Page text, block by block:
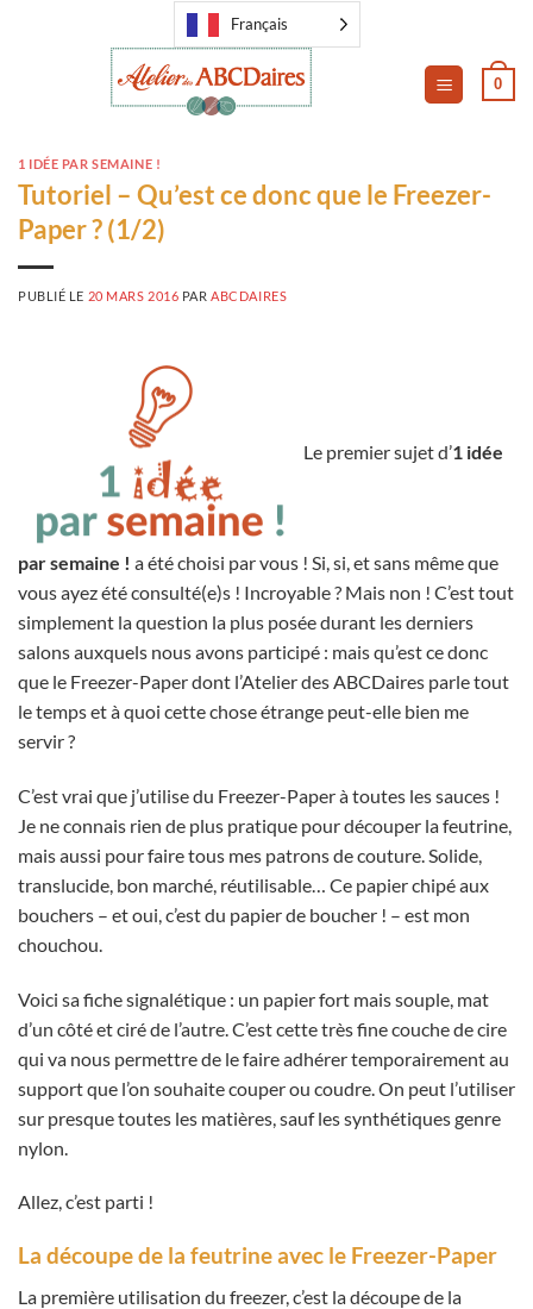
Français
0
1 IDÉE PAR SEMAINE !
Tutoriel – Qu’est ce donc que le Freezer-
Paper ? (1/2)
PUBLIÉ LE 20 MARS 2016 PAR ABCDAIRES
Le premier sujet d’1 idée
par semaine ! a été choisi par vous ! Si, si, et sans même que
vous ayez été consulté(e)s ! Incroyable ? Mais non ! C’est tout
simplement la question la plus posée durant les derniers
salons auxquels nous avons participé : mais qu’est ce donc
que le Freezer-Paper dont l’Atelier des ABCDaires parle tout
le temps et à quoi cette chose étrange peut-elle bien me
servir ?
C’est vrai que j’utilise du Freezer-Paper à toutes les sauces !
Je ne connais rien de plus pratique pour découper la feutrine,
mais aussi pour faire tous mes patrons de couture. Solide,
translucide, bon marché, réutilisable… Ce papier chipé aux
bouchers – et oui, c’est du papier de boucher ! – est mon
chouchou.
Voici sa fiche signalétique : un papier fort mais souple, mat
d’un côté et ciré de l’autre. C’est cette très fine couche de cire
qui va nous permettre de le faire adhérer temporairement au
support que l’on souhaite couper ou coudre. On peut l’utiliser
sur presque toutes les matières, sauf les synthétiques genre
nylon.
Allez, c’est parti !
La découpe de la feutrine avec le Freezer-Paper
La première utilisation du freezer, c’est la découpe de la